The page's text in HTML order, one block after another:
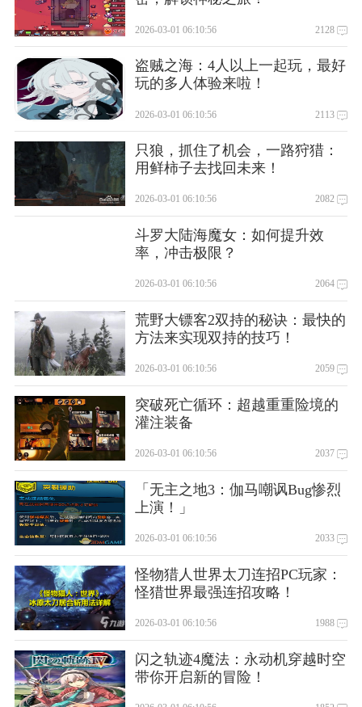
2026-03-01 06:10:56 2128
盗贼之海：4人以上一起玩，最好
玩的多人体验来啦！
2026-03-01 06:10:56 2113
只狼，抓住了机会，一路狩猎：
用鲜柿子去找回未来！
2026-03-01 06:10:56 2082
斗罗大陆海魔女：如何提升效
率，冲击极限？
2026-03-01 06:10:56 2064
荒野大镖客2双持的秘诀：最快的
方法来实现双持的技巧！
2026-03-01 06:10:56 2059
突破死亡循环：超越重重险境的
灌注装备
2026-03-01 06:10:56 2037
「无主之地3：伽马嘲讽Bug惨烈
上演！」
2026-03-01 06:10:56 2033
怪物猎人世界太刀连招PC玩家：
怪猎世界最强连招攻略！
2026-03-01 06:10:56 1988
闪之轨迹4魔法：永动机穿越时空
带你开启新的冒险！